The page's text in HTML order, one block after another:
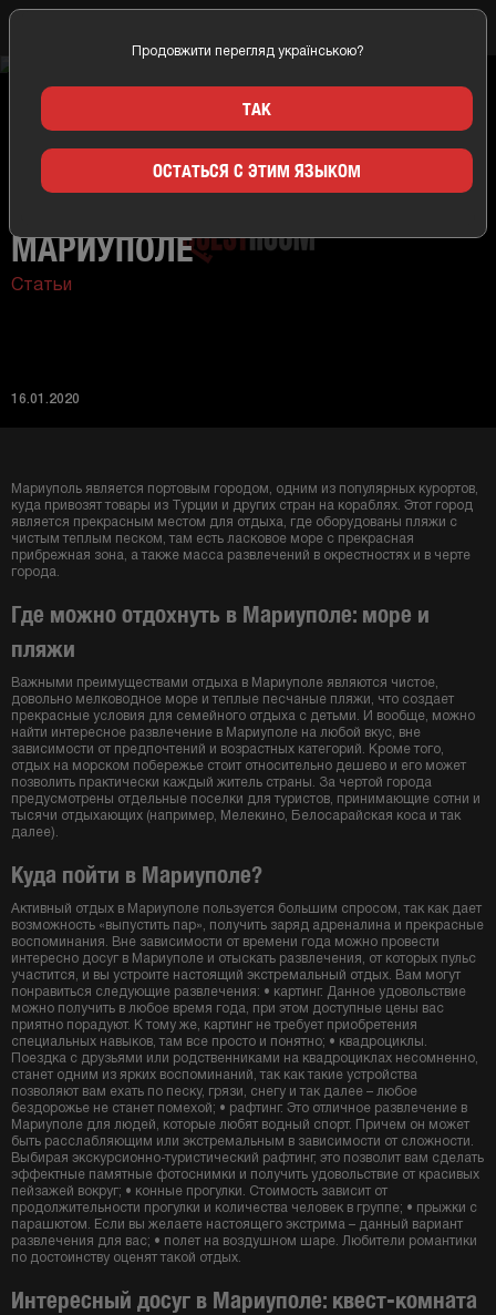
МАРИУПОЛЕ
Статьи
16.01.2020
Мариуполь является портовым городом, одним из популярных курортов,
куда привозят товары из Турции и других стран на кораблях. Этот город
является прекрасным местом для отдыха, где оборудованы пляжи с
чистым теплым песком, там есть ласковое море с прекрасная
прибрежная зона, а также масса развлечений в окрестностях и в черте
города.
Где можно отдохнуть в Мариуполе: море и
пляжи
Важными преимуществами отдыха в Мариуполе являются чистое,
довольно мелководное море и теплые песчаные пляжи, что создает
прекрасные условия для семейного отдыха с детьми. И вообще, можно
найти интересное развлечение в Мариуполе на любой вкус, вне
зависимости от предпочтений и возрастных категорий. Кроме того,
отдых на морском побережье стоит относительно дешево и его может
позволить практически каждый житель страны. За чертой города
предусмотрены отдельные поселки для туристов, принимающие сотни и
тысячи отдыхающих (например, Мелекино, Белосарайская коса и так
далее).
Куда пойти в Мариуполе?
Активный отдых в Мариуполе пользуется большим спросом, так как дает
возможность «выпустить пар», получить заряд адреналина и прекрасные
воспоминания. Вне зависимости от времени года можно провести
интересно досуг в Мариуполе и отыскать развлечения, от которых пульс
участится, и вы устроите настоящий экстремальный отдых. Вам могут
понравиться следующие развлечения: • картинг. Данное удовольствие
можно получить в любое время года, при этом доступные цены вас
приятно порадуют. К тому же, картинг не требует приобретения
специальных навыков, там все просто и понятно; • квадроциклы.
Поездка с друзьями или родственниками на квадроциклах несомненно,
станет одним из ярких воспоминаний, так как такие устройства
позволяют вам ехать по песку, грязи, снегу и так далее – любое
бездорожье не станет помехой; • рафтинг. Это отличное развлечение в
Мариуполе для людей, которые любят водный спорт. Причем он может
быть расслабляющим или экстремальным в зависимости от сложности.
Выбирая экскурсионно-туристический рафтинг, это позволит вам сделать
эффектные памятные фотоснимки и получить удовольствие от красивых
пейзажей вокруг; • конные прогулки. Стоимость зависит от
продолжительности прогулки и количества человек в группе; • прыжки с
парашютом. Если вы желаете настоящего экстрима – данный вариант
развлечения для вас; • полет на воздушном шаре. Любители романтики
по достоинству оценят такой отдых.
Интересный досуг в Мариуполе: квест-комната
Продовжити перегляд українською?
ТАК
ОСТАТЬСЯ С ЭТИМ ЯЗЫКОМ